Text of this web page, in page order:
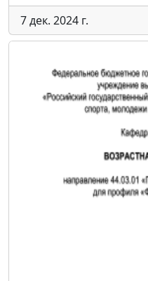
7 дек. 2024 г.